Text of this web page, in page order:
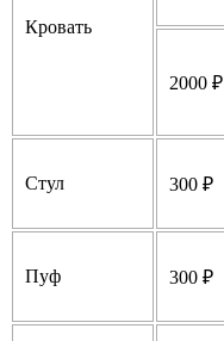
Кровать
2000 ₽
Стул 300 ₽
Пуф 300 ₽